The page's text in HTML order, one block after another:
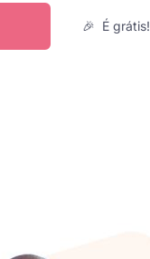
🎉 É grátis!